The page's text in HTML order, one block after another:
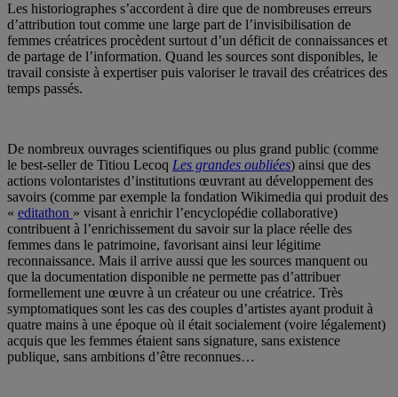
Les historiographes s’accordent à dire que de nombreuses erreurs
d’attribution tout comme une large part de l’invisibilisation de
femmes créatrices procèdent surtout d’un déficit de connaissances et
de partage de l’information. Quand les sources sont disponibles, le
travail consiste à expertiser puis valoriser le travail des créatrices des
temps passés.
De nombreux ouvrages scientifiques ou plus grand public (comme
le best-seller de Titiou Lecoq Les grandes oubliées) ainsi que des
actions volontaristes d’institutions œuvrant au développement des
savoirs (comme par exemple la fondation Wikimedia qui produit des
« editathon » visant à enrichir l’encyclopédie collaborative)
contribuent à l’enrichissement du savoir sur la place réelle des
femmes dans le patrimoine, favorisant ainsi leur légitime
reconnaissance. Mais il arrive aussi que les sources manquent ou
que la documentation disponible ne permette pas d’attribuer
formellement une œuvre à un créateur ou une créatrice. Très
symptomatiques sont les cas des couples d’artistes ayant produit à
quatre mains à une époque où il était socialement (voire légalement)
acquis que les femmes étaient sans signature, sans existence
publique, sans ambitions d’être reconnues…